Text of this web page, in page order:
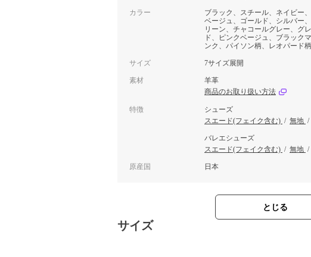
カラー
ブラック、スチール、ネイビー
ベージュ、ゴールド、シルバー
リーン、チャコールグレー、グ
ド、ピンクベージュ、ブラック
ンク、パイソン柄、レオパード柄
サイズ 7サイズ展開
素材
羊革
商品のお取り扱い方法
特徴
シューズ
スエード(フェイク含む) / 無地 /
バレエシューズ
スエード(フェイク含む) / 無地 /
原産国 日本
とじる
サイズ